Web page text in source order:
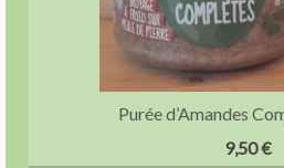
Purée d’Amandes
9,50€